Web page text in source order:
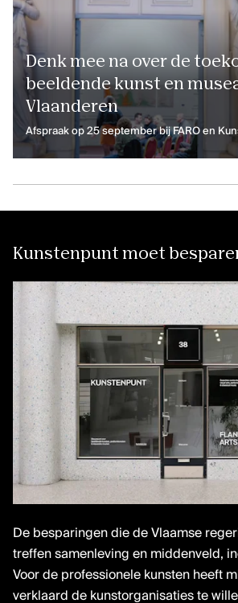
Facebook
Denk mee na over de
beeldende kunst en
Vlaanderen
Afspraak op 25 september bij FARO en
Kunstenpunt moet
De besparingen die de Vlaamse
treffen samenleving en middenveld,
Voor de professionele kunsten heeft
verklaard de kunstorganisaties te